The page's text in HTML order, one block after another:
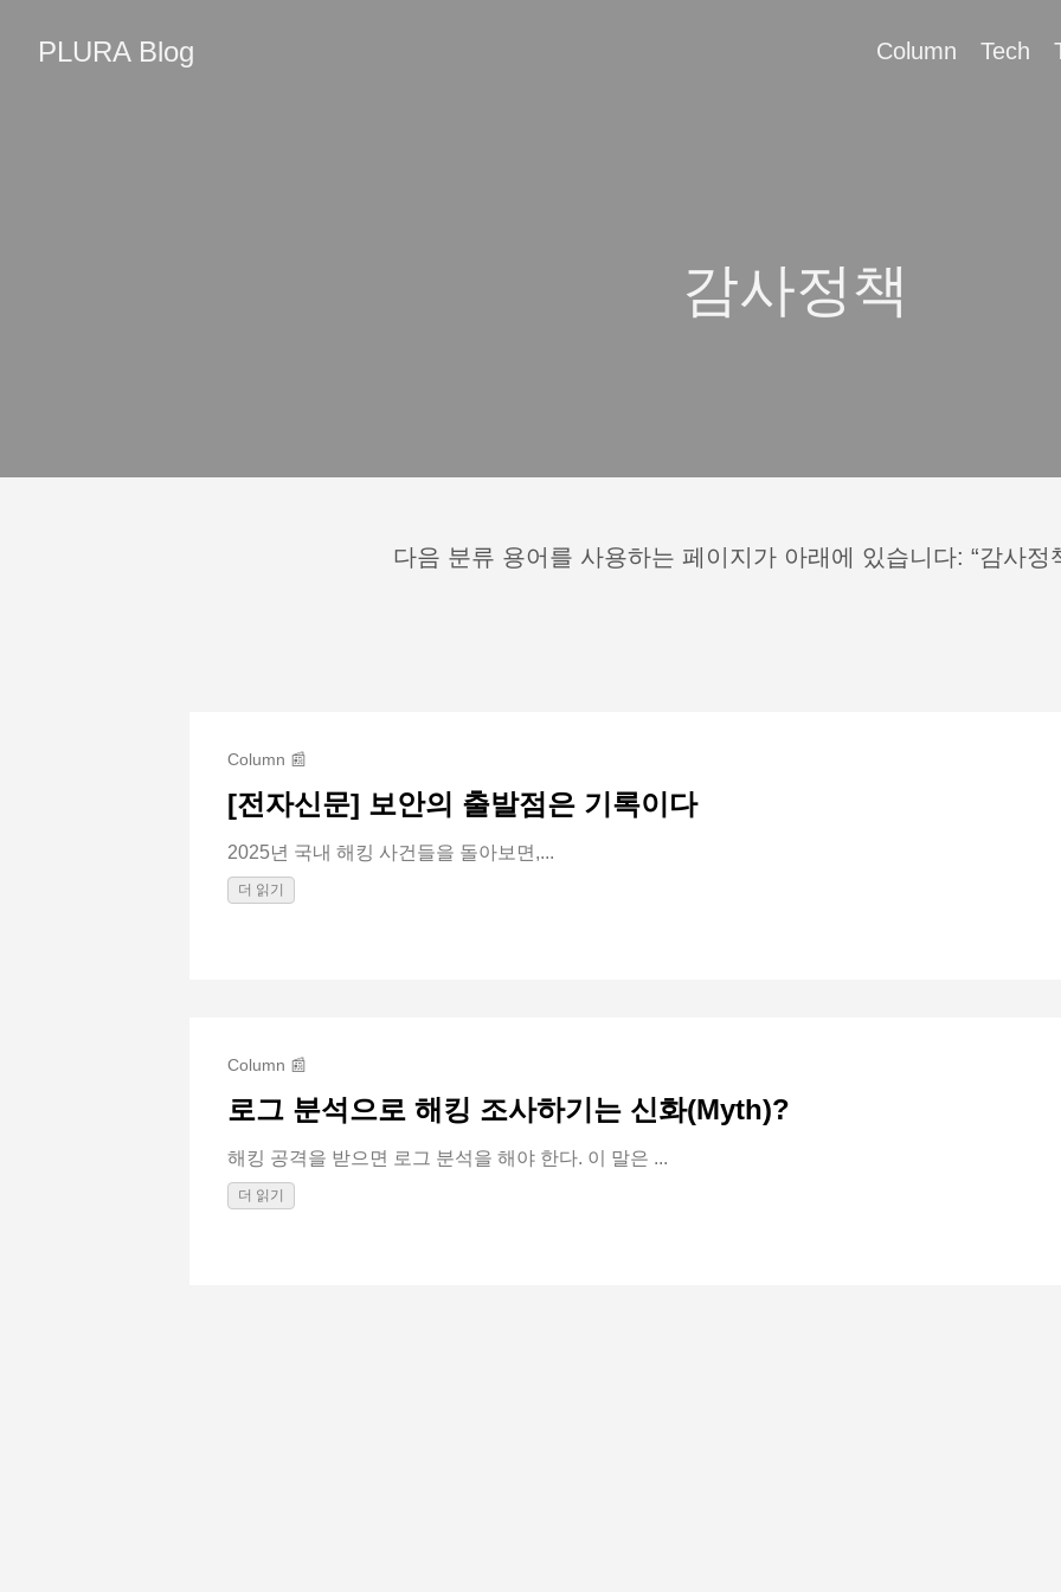
PLURA Blog Column Tech
감사정책
다음 분류 용어를 사용하는 페이지가 아래에 있습니다: “감사정
Column 📰
[전자신문] 보안의 출발점은 기록이다
2025년 국내 해킹 사건들을 돌아보면,...
더 읽기
Column 📰
로그 분석으로 해킹 조사하기는 신화(Myth)?
해킹 공격을 받으면 로그 분석을 해야 한다. 이 말은 ...
더 읽기